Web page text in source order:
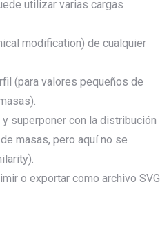
utilizar varias cargas
modification) de cualquier
(para valores pequeños de
superponer con la distribución
masas, pero aquí no se
o exportar como archivo SVG